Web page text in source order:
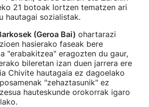
21 botoak lortzen tematzen ari
hautagai sozialistak.
(Geroa Bai) ohartarazi
hasierako faseak bere
"erabakitzea" eragozten du gaur,
bileretan izan duen jarrera ere
Chivite hautagaia ez dagoelako
"zehaztasunik" ez
hauteskunde orokorrak igaro